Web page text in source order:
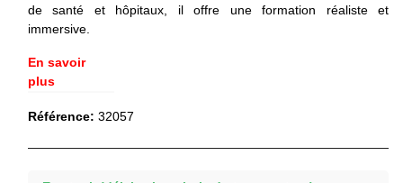
de santé et hôpitaux, il offre une formation réaliste et
immersive.
En savoir
plus
Référence: 32057